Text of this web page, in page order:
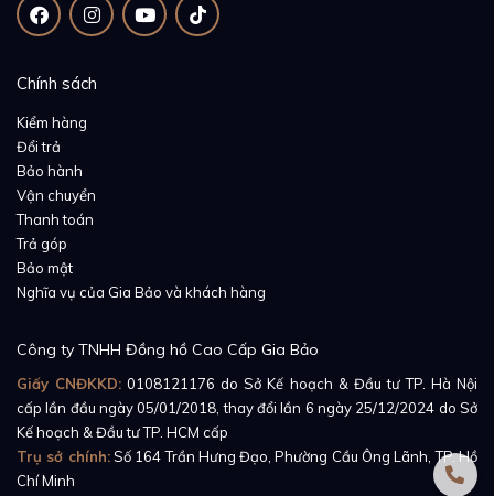
Ceramic, sản phẩm được sản xuất theo tỉ lệ chuẩn
tương thích với vỏ đồng hồ. Vậy nên khi lắp vào bộ vỏ
luôn vừa khít và tạo tổng thể liên kết liền mạch, chắc
Chính sách
Kiểm hàng
Đổi trả
Bảo hành
Vận chuyển
Thanh toán
Trả góp
Bảo mật
Nghĩa vụ của Gia Bảo và khách hàng
Công ty TNHH Đồng hồ Cao Cấp Gia Bảo
Giấy CNĐKKD: 0108121176 do Sở Kế hoạch & Đầu tư TP. Hà Nội
cấp lần đầu ngày 05/01/2018, thay đổi lần 6 ngày 25/12/2024 do Sở
Kế hoạch & Đầu tư TP. HCM cấp
Trụ sở chính:Số 164 Trần Hưng Đạo, Phường Cầu Ông Lãnh, TP. Hồ
Chí Minh